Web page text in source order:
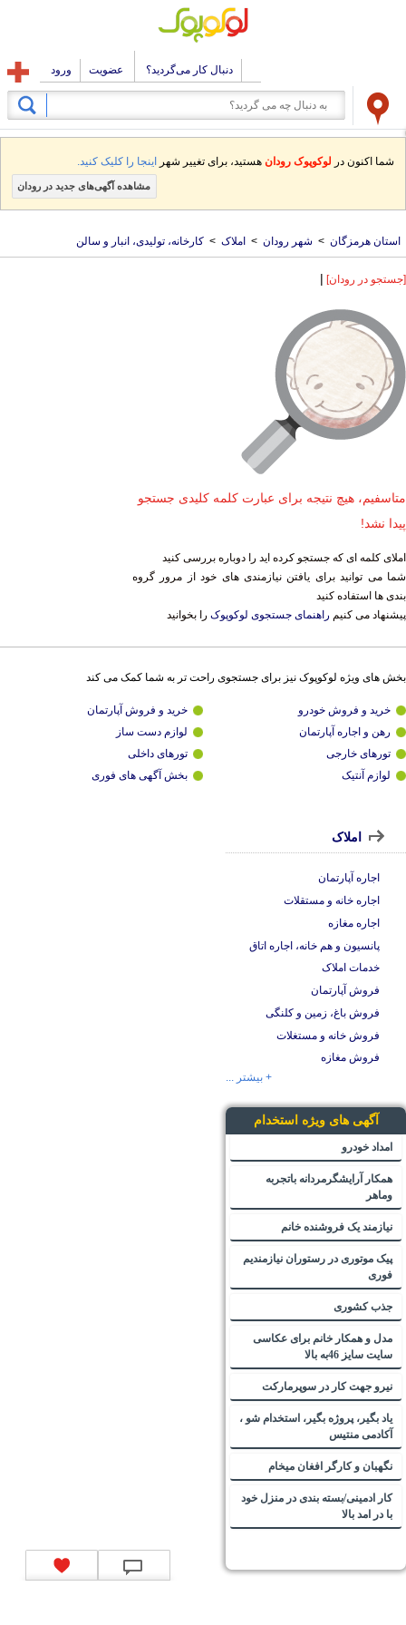
دنبال کار می‌گردید؟ عضویت ورود
شما اکنون در لوکوپوک رودان هستید، برای تغییر شهر اینجا را کلیک کنید.
مشاهده آگهی‌های جدید در رودان
استان هرمزگان > شهر رودان > املاک > کارخانه، تولیدی، انبار و سالن
[جستجو در رودان] |
متاسفیم، هیچ نتیجه برای عبارت کلمه کلیدی جستجو
پیدا نشد!
املای کلمه ای که جستجو کرده اید را دوباره بررسی کنید
شما می توانید برای یافتن نیازمندی های خود از مرور گروه
بندی ها استفاده کنید
پیشنهاد می کنیم راهنمای جستجوی لوکوپوک را بخوانید
بخش های ویژه لوکوپوک نیز برای جستجوی راحت تر به شما کمک می کند
خرید و فروش خودرو
خرید و فروش آپارتمان
رهن و اجاره آپارتمان
لوازم دست ساز
تورهای خارجی
تورهای داخلی
لوازم آنتیک
بخش آگهی های فوری
املاک
اجاره آپارتمان
اجاره خانه و مستقلات
اجاره مغازه
پانسیون و هم خانه، اجاره اتاق
خدمات املاک
فروش آپارتمان
فروش باغ، زمین و کلنگی
فروش خانه و مستغلات
فروش مغازه
+ بیشتر ...
آگهی های ویژه استخدام
امداد خودرو
همکار آرایشگرمردانه باتجربه
وماهر
نیازمند یک فروشنده خانم
پیک موتوری در رستوران نیازمندیم
فوری
جذب کشوری
مدل و همکار خانم برای عکاسی
سایت سایز 46به بالا
نیرو جهت کار در سوپرمارکت
یاد بگیر، پروژه بگیر، استخدام شو ،
آکادمی منتیس
نگهبان و کارگر افغان میخام
کار ادمینی/بسته بندی در منزل خود
با در امد بالا